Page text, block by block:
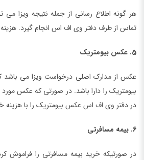
هر گونه اطلاع رسانی از جمله نتیجه ویزا
تماس از طرف دفتر وی اف اس انجام گیرد.
5. عکس بیومتریک
عکس از مدارک اصلی درخواست ویزا می باشد
بیومتریک را دارا باشد. در صورتی که عکس
در دفتر وی اف اس عکس بیومتریک را با هزینه
6. بیمه مسافرتی
در صورتیکه خرید بیمه مسافرتی را فراموش